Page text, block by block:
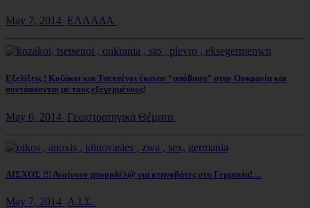
May 7, 2014 ΕΛΛΑΔΑ
Εξελίξεις ! Κοζάκοι και Τσετσένοι έκαναν “απόβαση” στην Ουκρανία και
συντάσσονται με τους εξεγερμένους!
May 6, 2014 Γεωστρατηγικά Θέματα
ΑΙΣΧΟΣ !!! Ανοίγουν μπουρδέλ@ για κτηνοβάτες στη Γερμανία!…
May 7, 2014 Α.Ι.Σ.